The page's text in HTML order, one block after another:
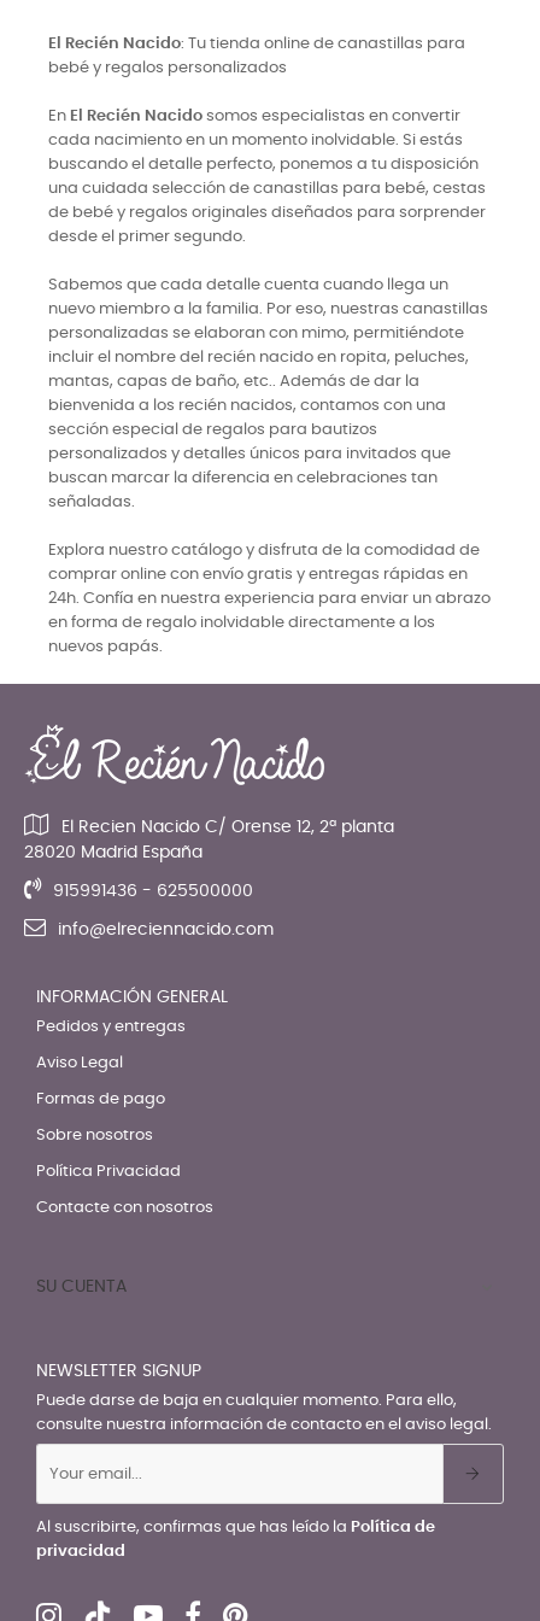
El Recién Nacido: Tu tienda online de canastillas para
bebé y regalos personalizados
En El Recién Nacido somos especialistas en convertir
cada nacimiento en un momento inolvidable. Si estás
buscando el detalle perfecto, ponemos a tu disposición
una cuidada selección de canastillas para bebé, cestas
de bebé y regalos originales diseñados para sorprender
desde el primer segundo.
Sabemos que cada detalle cuenta cuando llega un
nuevo miembro a la familia. Por eso, nuestras canastillas
personalizadas se elaboran con mimo, permitiéndote
incluir el nombre del recién nacido en ropita, peluches,
mantas, capas de baño, etc.. Además de dar la
bienvenida a los recién nacidos, contamos con una
sección especial de regalos para bautizos
personalizados y detalles únicos para invitados que
buscan marcar la diferencia en celebraciones tan
señaladas.
Explora nuestro catálogo y disfruta de la comodidad de
comprar online con envío gratis y entregas rápidas en
24h. Confía en nuestra experiencia para enviar un abrazo
en forma de regalo inolvidable directamente a los
nuevos papás.
El Recien Nacido C/ Orense 12, 2ª planta
28020 Madrid España
915991436 - 625500000
info@elreciennacido.com
INFORMACIÓN GENERAL
Pedidos y entregas
Aviso Legal
Formas de pago
Sobre nosotros
Política Privacidad
Contacte con nosotros
SU CUENTA
NEWSLETTER SIGNUP
Puede darse de baja en cualquier momento. Para ello,
consulte nuestra información de contacto en el aviso legal.
Al suscribirte, confirmas que has leído la Política de
privacidad